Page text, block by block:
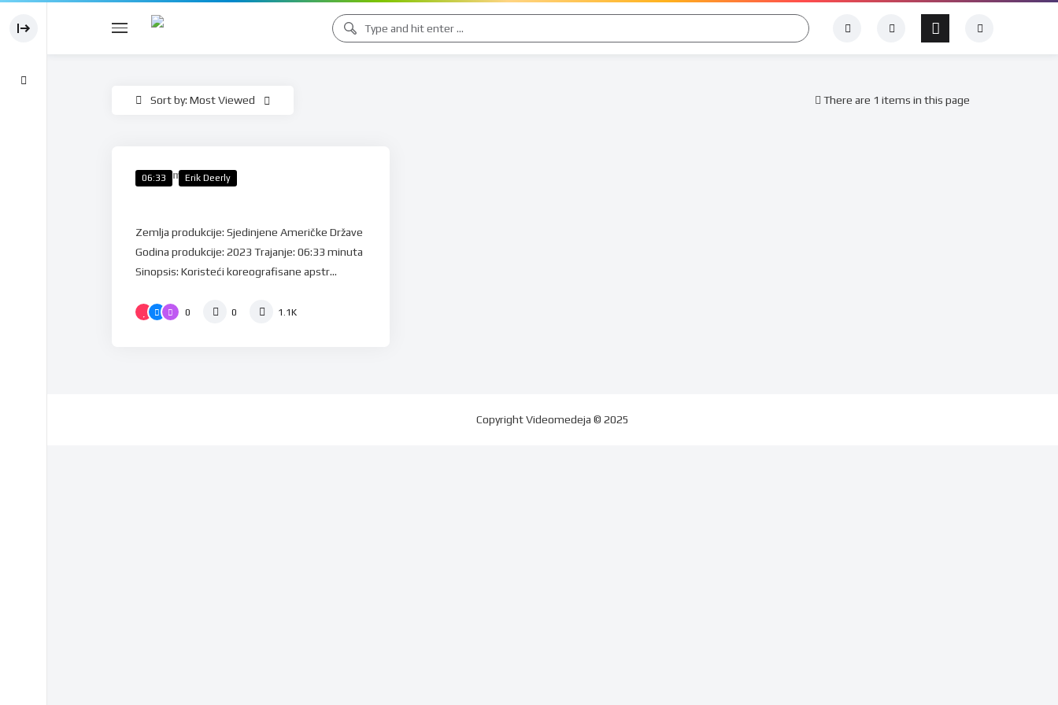
Sort by: Most Viewed There are 1 items in this page
06:33 Erik Deerly
50%
Program +
Zemlja produkcije: Sjedinjene Američke Države
Godina produkcije: 2023 Trajanje: 06:33 minuta
Sinopsis: Koristeći koreografisane apstr...
0 0 1.1K
CopyrightVideomedeja © 2025